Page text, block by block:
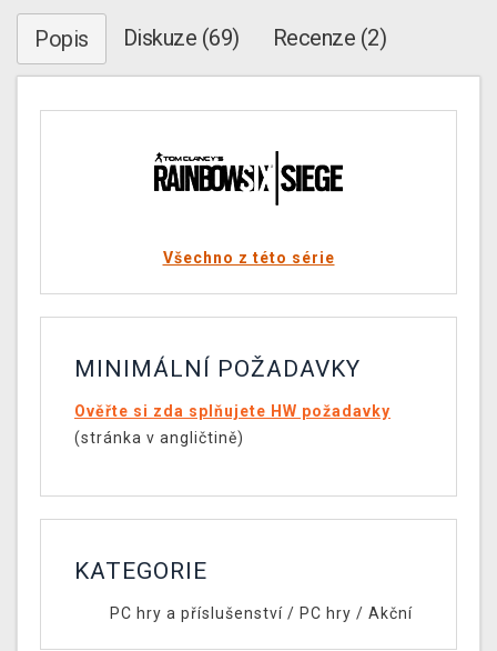
Popis Diskuze (69) Recenze (2)
Všechno z této série
MINIMÁLNÍ POŽADAVKY
Ověřte si zda splňujete HW požadavky
(stránka v angličtině)
KATEGORIE
PC hry a příslušenství/ PC hry / Akční